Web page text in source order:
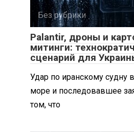
Без рубрики
Palantir, дроны и
митинги:
сценарий для
Удар по иранскому судну
море и последовавшее
том, что